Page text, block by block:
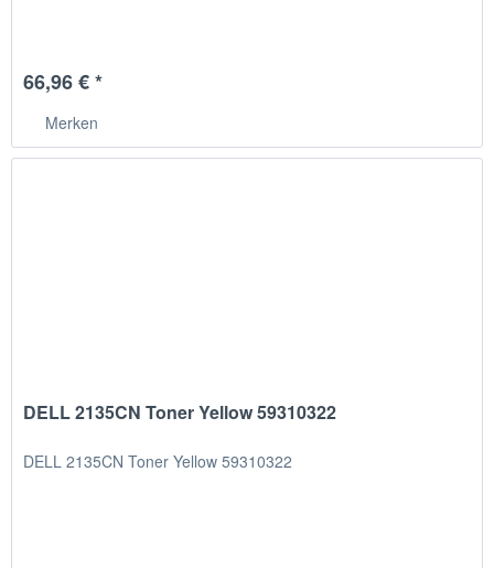
66,96 € *
Merken
DELL 2135CN Toner Yellow 59310322
DELL 2135CN Toner Yellow 59310322